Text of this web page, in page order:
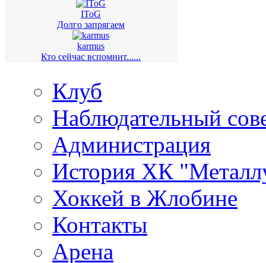
IToG
Долго запрягаем
karmus
Кто сейчас вспомнит......
Клуб
Наблюдательный
Администрация
История ХК
Хоккей в Жлобине
Контакты
Арена